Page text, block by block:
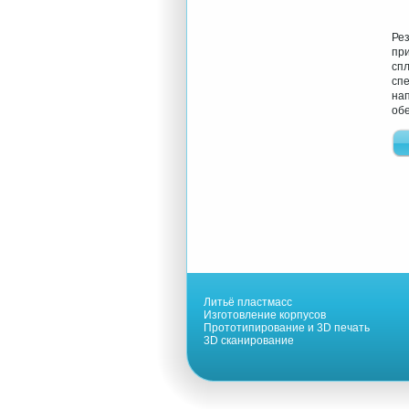
Литьё пластмасс
Изготовление корпусов
Прототипирование и 3D печать
3D сканирование